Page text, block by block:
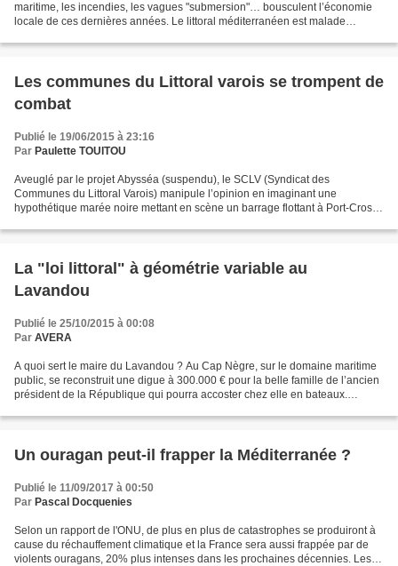
maritime, les incendies, les vagues "submersion"… bousculent l’économie
locale de ces dernières années. Le littoral méditerranéen est malade
Les communes du Littoral varois se trompent de
combat
Publié le 19/06/2015 à 23:16
Par Paulette TOUITOU
Aveuglé par le projet Abysséa (suspendu), le SCLV (Syndicat des
Communes du Littoral Varois) manipule l’opinion en imaginant une
hypothétique marée noire mettant en scène un barrage flottant à Port-Cros.
La "loi littoral" à géométrie variable au
Lavandou
Publié le 25/10/2015 à 00:08
Par AVERA
A quoi sert le maire du Lavandou ? Au Cap Nègre, sur le domaine maritime
public, se reconstruit une digue à 300.000 € pour la belle famille de l’ancien
président de la République qui pourra accoster chez elle en bateaux.
Un ouragan peut-il frapper la Méditerranée ?
Publié le 11/09/2017 à 00:50
Par Pascal Docquenies
Selon un rapport de l'ONU, de plus en plus de catastrophes se produiront à
cause du réchauffement climatique et la France sera aussi frappée par de
violents ouragans, 20% plus intenses dans les prochaines décennies. Les